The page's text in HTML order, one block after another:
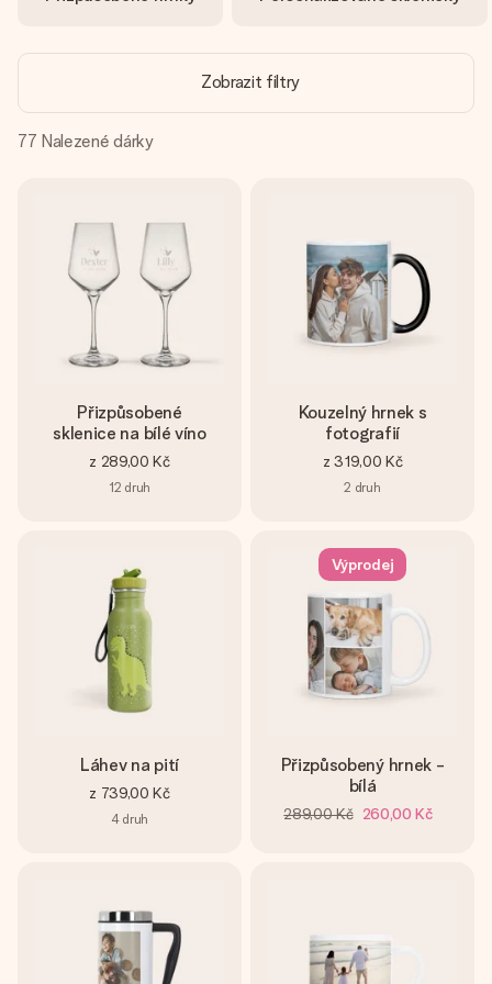
jménem, vaší fotografií nebo vzkazem, který doopravdy
Zobrazit filtry
77 Nalezené dárky
Přizpůsobené
sklenice na bílé víno
z 289,00 Kč
12 druh
Kouzelný hrnek s
fotografií
z 319,00 Kč
2 druh
Láhev na pití
z 739,00 Kč
4 druh
Výprodej
Přizpůsobený hrnek -
bílá
289,00 Kč 260,00 Kč